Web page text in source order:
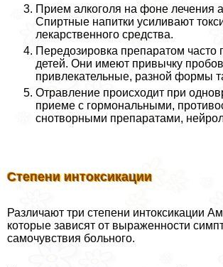
Прием алкоголя на фоне лечения
Спиртные напитки усиливают
лекарственного средства.
Передозировка препаратом часто
детей. Они имеют привычку
привлекательные, разной формы
Отравление происходит при
приеме с гормональными,
снотворными препаратами,
Степени интоксикации
Различают три степени интоксикации
которые зависят от выраженности
самочувствия больного.